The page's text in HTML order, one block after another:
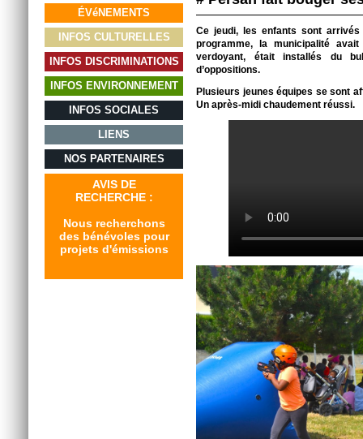
ÉVéNEMENTS
INFOS CULTURELLES
INFOS DISCRIMINATIONS
INFOS ENVIRONNEMENT
INFOS SOCIALES
LIENS
NOS PARTENAIRES
AVIS DE
RECHERCHE :
Nous recherchons
des bénévoles pour
projets d'émissions
Ce jeudi, les enfants sont
programme, la municipalité
verdoyant, était installés du
d’oppositions.
Plusieurs jeunes équipes se sont
Un après-midi chaudement réussi.